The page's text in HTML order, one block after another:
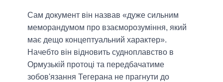
Сам документ він назвав «дуже сильним
меморандумом про взаєморозуміння, який
має дещо концептуальний характер».
Начебто він відновить судноплавство в
Ормузькій протоці та передбачатиме
зобов'язання Тегерана не прагнути до